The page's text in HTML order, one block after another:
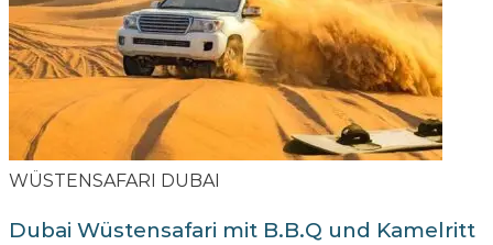
WÜSTENSAFARI DUBAI
Dubai Wüstensafari mit B.B.Q und Kamelritt